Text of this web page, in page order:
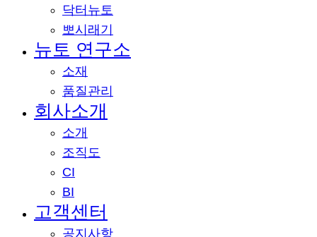
닥터뉴토
뽀시래기
뉴토 연구소
소재
품질관리
회사소개
소개
조직도
CI
BI
고객센터
공지사항